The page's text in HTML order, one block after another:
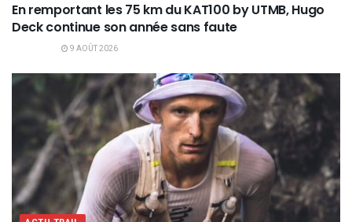
En remportant les 75 km du KAT100 by UTMB, Hugo
Deck continue son année sans faute
9 AOÛT 2026